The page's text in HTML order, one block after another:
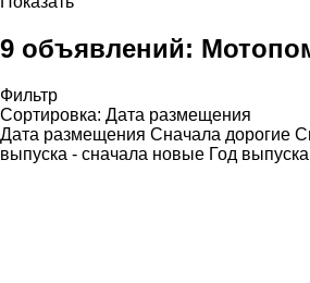
9 объявлений:
Фильтр
Сортировка: Дата размещения
Дата размещения Сначала дорогие
выпуска - сначала новые Год